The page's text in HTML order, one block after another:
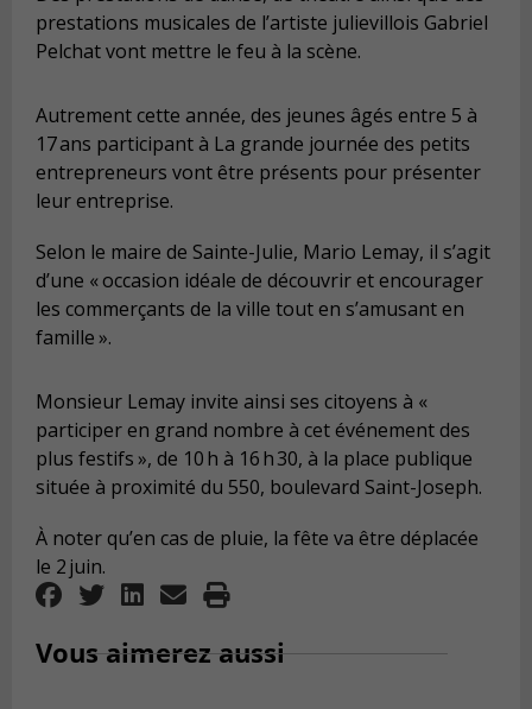
prestations musicales de l’artiste julievillois Gabriel
Pelchat vont mettre le feu à la scène.
Autrement cette année, des jeunes âgés entre 5 à
17 ans participant à La grande journée des petits
entrepreneurs vont être présents pour présenter
leur entreprise.
Selon le maire de Sainte-Julie, Mario Lemay, il s’agit
d’une «occasion idéale de découvrir et encourager
les commerçants de la ville tout en s’amusant en
famille».
Monsieur Lemay invite ainsi ses citoyens à «
participer en grand nombre à cet événement des
plus festifs», de 10 h à 16 h 30, à la place publique
située à proximité du 550, boulevard Saint-Joseph.
À noter qu’en cas de pluie, la fête va être déplacée
le 2 juin.
Vous aimerez aussi